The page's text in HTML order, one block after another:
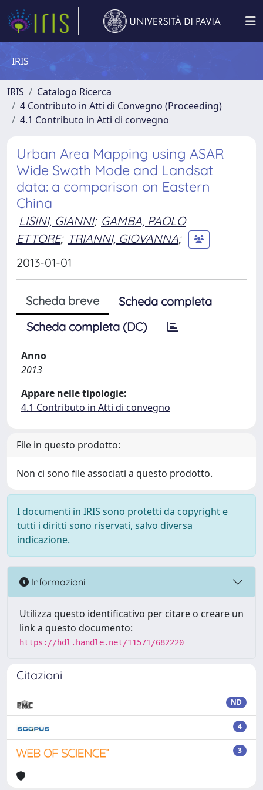
IRIS
IRIS
Catalogo Ricerca
4 Contributo in Atti di Convegno (Proceeding)
4.1 Contributo in Atti di convegno
Urban Area Mapping using ASAR
Wide Swath Mode and Landsat
data: a comparison on Eastern
China
LISINI, GIANNI; GAMBA, PAOLO
ETTORE; TRIANNI, GIOVANNA;
2013-01-01
Scheda breve
Scheda completa
Scheda completa (DC)
Anno
2013
Appare nelle tipologie:
4.1 Contributo in Atti di convegno
File in questo prodotto:
Non ci sono file associati a questo prodotto.
I documenti in IRIS sono protetti da copyright e
tutti i diritti sono riservati, salvo diversa
indicazione.
Informazioni
Utilizza questo identificativo per citare o creare un
link a questo documento:
https://hdl.handle.net/11571/682220
Citazioni
ND
4
3